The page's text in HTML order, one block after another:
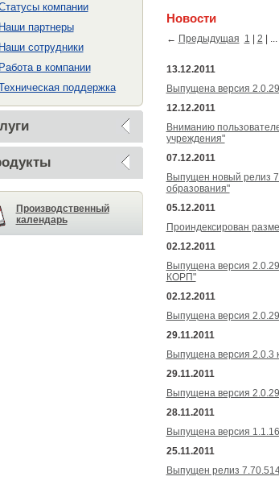
компании
Наши партнеры
Наши сотрудники
Работа в компании
поддержка
Производственный
календарь
Новости
← Предыдущая 1 2 | ... |
13.12.2011
Выпущена версия
12.12.2011
Вниманию
учреждения"
07.12.2011
Выпущен новый релиз
образования"
05.12.2011
Проиндексирован
02.12.2011
Выпущена версия
КОРП"
02.12.2011
Выпущена версия
29.11.2011
Выпущена версия 2.0.3
29.11.2011
Выпущена версия
28.11.2011
Выпущена версия
25.11.2011
Выпущен релиз